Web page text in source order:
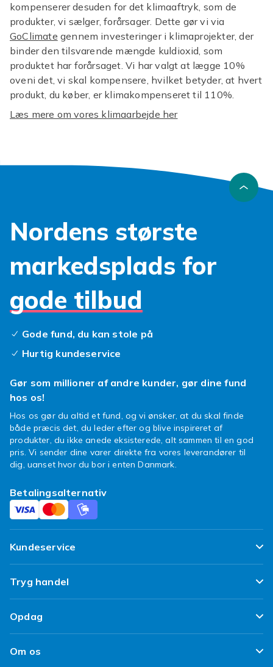
kompenserer desuden for det klimaaftryk, som de
produkter, vi sælger, forårsager. Dette gør vi via
GoClimate gennem investeringer i klimaprojekter, der
binder den tilsvarende mængde kuldioxid, som
produktet har forårsaget. Vi har valgt at lægge 10%
oveni det, vi skal kompensere, hvilket betyder, at hvert
produkt, du køber, er klimakompenseret til 110%.
Læs mere om vores klimaarbejde her
Nordens største
markedsplads for
gode tilbud
Gode fund, du kan stole på
Hurtig kundeservice
Gør som millioner af andre kunder, gør dine fund
hos os!
Hos os gør du altid et fund, og vi ønsker, at du skal finde
både præcis det, du leder efter og blive inspireret af
produkter, du ikke anede eksisterede, alt sammen til en god
pris. Vi sender dine varer direkte fra vores leverandører til
dig, uanset hvor du bor i enten Danmark.
Betalingsalternativ
Kundeservice
Ofte stillede spørgsmål
Spor min pakke
Levering
Fortryd & returner her
Tryg handel
Tilfredshedsgaranti
Kundeanmeldelser
Opdag
Top 100 fund
Om os